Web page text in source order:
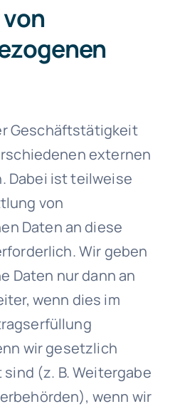
Geschäftstätigkeit
externen
Dabei ist teilweise
von
Daten an diese
Wir geben
Daten nur dann an
wenn dies im
wir gesetzlich
(z. B. Weitergabe
wenn wir